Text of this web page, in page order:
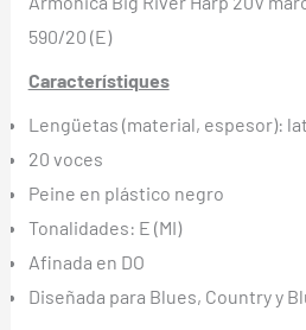
590/20 (E)
Característiques
Lengüetas (material, espesor):
20 voces
Peine en plástico negro
Tonalidades: E (MI)
Afinada en DO
Diseñada para Blues, Country y